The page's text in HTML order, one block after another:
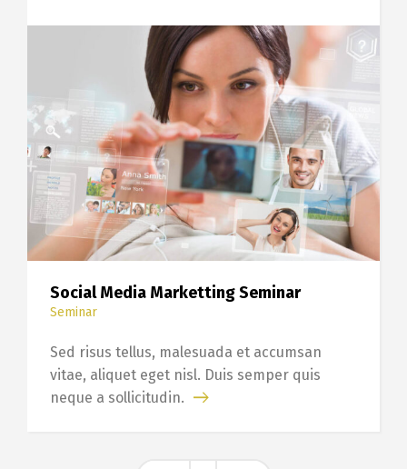
Social Media Marketting Seminar
Seminar
Sed risus tellus, malesuada et accumsan
vitae, aliquet eget nisl. Duis semper quis
neque a sollicitudin.